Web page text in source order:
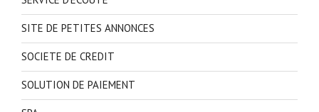
SITE DE PETITES ANNONCES
SOCIETE DE CREDIT
SOLUTION DE PAIEMENT